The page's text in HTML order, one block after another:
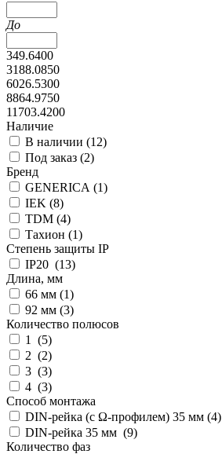
До
349.6400
3188.0850
6026.5300
8864.9750
11703.4200
Наличие
В наличии (12)
Под заказ (2)
Бренд
GENERICA (1)
IEK (8)
TDM (4)
Тахион (1)
Степень защиты IP
IP20 (13)
Длина, мм
66 мм (1)
92 мм (3)
Количество полюсов
1 (5)
2 (2)
3 (3)
4 (3)
Способ монтажа
DIN-рейка (с Ω-профилем) 35 мм (4)
DIN-рейка 35 мм (9)
Количество фаз